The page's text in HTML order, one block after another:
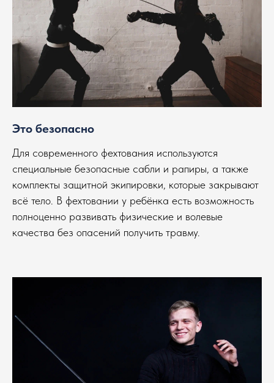
Это безопасно
Для современного фехтования используются
специальные безопасные сабли и рапиры, а также
комплекты защитной экипировки, которые закрывают
всё тело. В фехтовании у ребёнка есть возможность
полноценно развивать физические и волевые
качества без опасений получить травму.